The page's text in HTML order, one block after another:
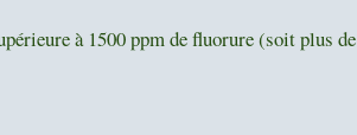
à 1500 ppm de fluorure (soit plus de